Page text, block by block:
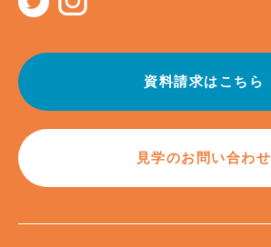
資料請求はこちら
見学のお問い合わせ